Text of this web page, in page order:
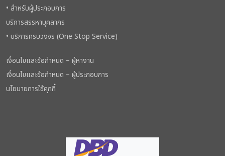
• สำหรับผู้ประกอบการ
บริการสรรหาบุคลากร
• บริการครบวงจร (One Stop Service)
เงื่อนไขและข้อกำหนด – ผู้หางาน
เงื่อนไขและข้อกำหนด – ผู้ประกอบการ
นโยบายการใช้คุกกี้